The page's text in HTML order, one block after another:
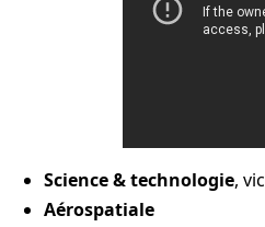
Science & technologie,
Aérospatiale